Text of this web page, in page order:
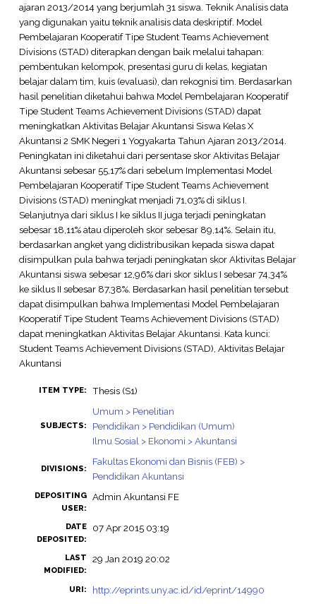
ajaran 2013/2014 yang berjumlah 31 siswa. Teknik Analisis data
yang digunakan yaitu teknik analisis data deskriptif. Model
Pembelajaran Kooperatif Tipe Student Teams Achievement
Divisions (STAD) diterapkan dengan baik melalui tahapan:
pembentukan kelompok, presentasi guru di kelas, kegiatan
belajar dalam tim, kuis (evaluasi), dan rekognisi tim. Berdasarkan
hasil penelitian diketahui bahwa Model Pembelajaran Kooperatif
Tipe Student Teams Achievement Divisions (STAD) dapat
meningkatkan Aktivitas Belajar Akuntansi Siswa Kelas X
Akuntansi 2 SMK Negeri 1 Yogyakarta Tahun Ajaran 2013/2014.
Peningkatan ini diketahui dari persentase skor Aktivitas Belajar
Akuntansi sebesar 55,17% dari sebelum Implementasi Model
Pembelajaran Kooperatif Tipe Student Teams Achievement
Divisions (STAD) meningkat menjadi 71,03% di siklus I.
Selanjutnya dari siklus I ke siklus II juga terjadi peningkatan
sebesar 18,11% atau diperoleh skor sebesar 89,14%. Selain itu,
berdasarkan angket yang didistribusikan kepada siswa dapat
disimpulkan pula bahwa terjadi peningkatan skor Aktivitas Belajar
Akuntansi siswa sebesar 12,96% dari skor siklus I sebesar 74,34%
ke siklus II sebesar 87,38%. Berdasarkan hasil penelitian tersebut
dapat disimpulkan bahwa Implementasi Model Pembelajaran
Kooperatif Tipe Student Teams Achievement Divisions (STAD)
dapat meningkatkan Aktivitas Belajar Akuntansi. Kata kunci:
Student Teams Achievement Divisions (STAD), Aktivitas Belajar
Akuntansi
ITEM TYPE: Thesis (S1)
SUBJECTS:
Umum > Penelitian
Pendidikan > Pendidikan (Umum)
Ilmu Sosial > Ekonomi > Akuntansi
DIVISIONS:
Fakultas Ekonomi dan Bisnis (FEB) >
Pendidikan Akuntansi
DEPOSITING
USER:
Admin Akuntansi FE
DATE
DEPOSITED:
07 Apr 2015 03:19
LAST
MODIFIED:
29 Jan 2019 20:02
URI: http://eprints.uny.ac.id/id/eprint/14990